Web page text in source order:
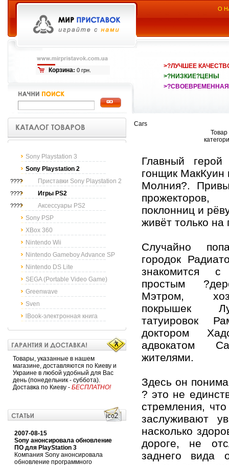
Корзина: 0 грн.
О
>?ЛУЧШЕЕ
>?НИЗКИЕ?ЦЕНЫ
Sony Playstation 3
Sony Playstation 2
???? Приставки Sony Playstation 2
???? Игры PS2
????
Аксессуары PS2
Sony PSP
XBox 360
Nintendo Wii
Nintendo Gameboy Advance SP
Nintendo DS Lite
SEGA (Portable Video Game)
Greenwave
Sven
lBook-электронная книга
Товары, указанные в нашем
магазине, доставляются по Киеву и
Украине в любой удобный для Вас
день (понедельник - суббота).
Доставка по Киеву - БЕСПЛАТНО!
2007-08-15
Sony анонсировала обновление
ПО для PlayStation 3
Компания Sony анонсировала
обновление программного
Cars
Товар
Главный
гонщик МакКуин
Молния?.
поклонниц и
живёт только на
Случайно
городок
знакомится с
простым
Мэтром,
покрышек
татуировок
доктором
адвокатом
жителями.
Здесь он
? это не
стремления,
заслуживают
насколько
дороге, не
заднего вида